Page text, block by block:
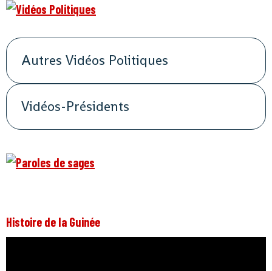
Autres Vidéos Politiques
Vidéos-Présidents
Histoire de la Guinée